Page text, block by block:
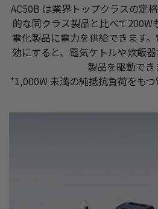
AC50B は業界トップクラスの定
的な同クラス製品と比べて200W
電化製品に電力を供給できます
効にすると、電気ケトルや炊飯
製品を駆動でき
*1,000W 未満の純抵抗負荷をもつ